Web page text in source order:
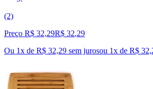
(2)
Preço R$ 32,29R$ 32,29
Ou 1x de R$ 32,29 sem jurosou 1x de R$